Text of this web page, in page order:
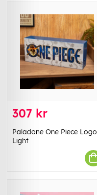
307 kr
Paladone One Piece Logo
Light